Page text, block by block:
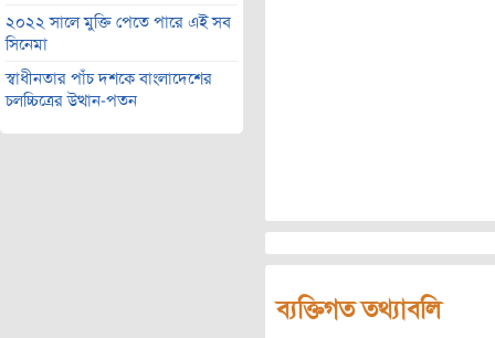
২০২২ সালে মুক্তি পেতে পারে এই সব
সিনেমা
স্বাধীনতার পাঁচ দশকে বাংলাদেশের
চলচ্চিত্রের উত্থান-পতন
ব্যক্তিগত তথ্যাবলি